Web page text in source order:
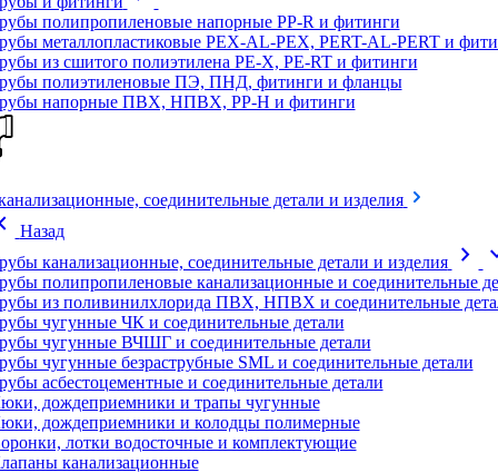
полипропиленовые напорные PP-R и фитинги
металлопластиковые PEX-AL-PEX, PERT-AL-PERT и
из сшитого полиэтилена PE-X, PE-RT и фитинги
полиэтиленовые ПЭ, ПНД, фитинги и фланцы
напорные ПВХ, НПВХ, PP-H и фитинги
соединительные детали и изделия
Назад
канализационные, соединительные детали и изделия
chevron_right
полипропиленовые канализационные и соединительные
из поливинилхлорида ПВХ, НПВХ и соединительные
чугунные ЧК и соединительные детали
чугунные ВЧШГ и соединительные детали
чугунные безраструбные SML и соединительные детали
асбестоцементные и соединительные детали
дождеприемники и трапы чугунные
дождеприемники и колодцы полимерные
лотки водосточные и комплектующие
канализационные